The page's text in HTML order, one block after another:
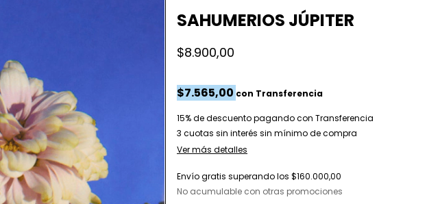
SAHUMERIOS JÚPITER
$8.900,00
$7.565,00 con Transferencia
15% de descuentopagando con Transferencia
Ver más detalles
Envío gratis superando los $160.000,00
No acumulable con otras promociones